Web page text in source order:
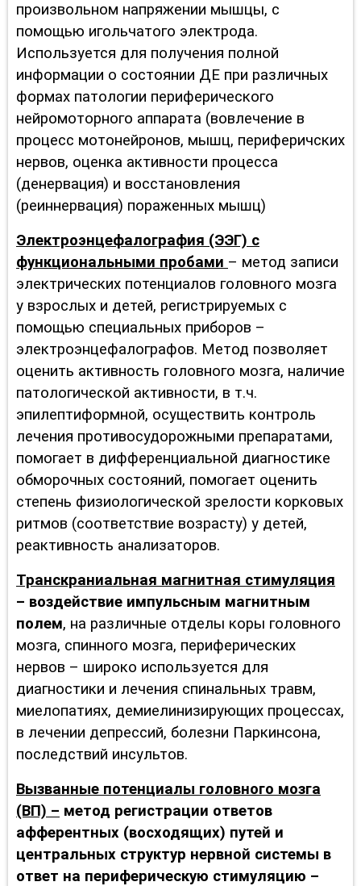
произвольном напряжении мышцы, с
помощью игольчатого электрода.
Используется для получения полной
информации о состоянии ДЕ при различных
формах патологии периферического
нейромоторного аппарата (вовлечение в
процесс мотонейронов, мышц, периферичских
нервов, оценка активности процесса
(денервация) и восстановления
(реиннервация) пораженных мышц)
Электроэнцефалография (ЭЭГ) с
функциональными пробами – метод записи
электрических потенциалов головного мозга
у взрослых и детей, регистрируемых с
помощью специальных приборов –
электроэнцефалографов. Метод позволяет
оценить активность головного мозга, наличие
патологической активности, в т.ч.
эпилептиформной, осуществить контроль
лечения противосудорожными препаратами,
помогает в дифференциальной диагностике
обморочных состояний, помогает оценить
степень физиологической зрелости корковых
ритмов (соответствие возрасту) у детей,
реактивность анализаторов.
Транскраниальная магнитная стимуляция
– воздействие импульсным магнитным
полем, на различные отделы коры головного
мозга, спинного мозга, периферических
нервов – широко используется для
диагностики и лечения спинальных травм,
миелопатиях, демиелинизирующих процессах,
в лечении депрессий, болезни Паркинсона,
последствий инсультов.
Вызванные потенциалы головного мозга
(ВП) – метод регистрации ответов
афферентных (восходящих) путей и
центральных структур нервной системы в
ответ на периферическую стимуляцию –